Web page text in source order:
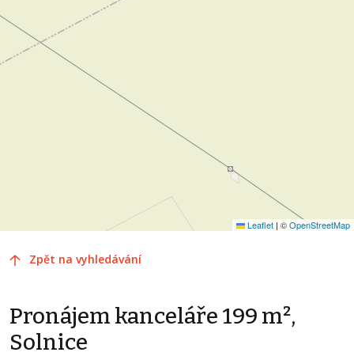
Leaflet | ©OpenStreetMap
Zpět na vyhledávání
Pronájem kanceláře 199 m²,
Solnice